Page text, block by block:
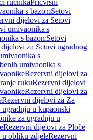
ručnikaPričvrsni
s bazomSetovi
dijelovi za Setovi
umivaonika s
s bazomSetovi
za Setovi ugradnog
s
umivaonika s
Rezervni dijelovi za
rukuRezervni dijelovi
Rezervni dijelovi za
Rezervni dijelovi za Za
u kupaonski
za ugradnju u
Rezervni dijelovi za Ploče
u obliku zdjeleRezervni